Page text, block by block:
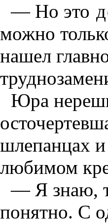
— Но это
можно
нашел
Юра
шлепанцах и
любимом
— Я знаю,
понятно. С